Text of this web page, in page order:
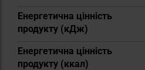
Енергетична цінність
продукту (кДж)
Енергетична цінність
продукту (ккал)